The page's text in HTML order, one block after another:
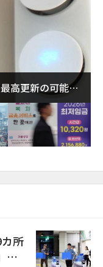
高更新の可能性
所
の